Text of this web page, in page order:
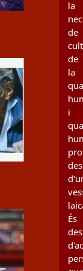
la
de
de
la
i
des
És
des